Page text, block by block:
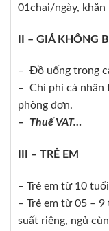
01chai/ngày, khăn
II – GIÁ KHÔNG
– Đồ uống trong
– Chi phí cá nhân
phòng đơn.
– Thuế VAT…
III – TRẺ EM
– Trẻ em từ 10
– Trẻ em từ 05 –
suất riêng, ngủ